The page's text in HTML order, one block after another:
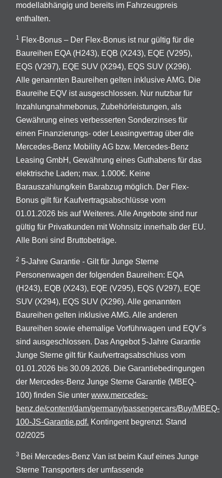
modellabhängig und bereits im Fahrzeugpreis
enthalten.
1 Flex-Bonus – Der Flex-Bonus ist nur gültig für die
Baureihen EQA (H243), EQB (X243), EQE (V295),
EQS (V297), EQE SUV (X294), EQS SUV (X296).
Alle genannten Baureihen gelten inklusive AMG. Die
Baureihe EQV ist ausgeschlossen. Nur nutzbar für
Inzahlungnahmebonus, Zubehörleistungen, als
Gewährung eines verbesserten Sonderzinses für
einen Finanzierungs- oder Leasingvertrag über die
Mercedes-Benz Mobility AG bzw. Mercedes-Benz
Leasing GmbH, Gewährung eines Guthabens für das
elektrische Laden; max. 1.000€. Keine
Barauszahlung/kein Barabzug möglich. Der Flex-
Bonus gilt für Kaufvertragsabschlüsse vom
01.01.2026 bis auf Weiteres. Alle Angebote sind nur
gültig für Privatkunden mit Wohnsitz innerhalb der EU.
Alle Boni sind Bruttobeträge.
2 5-Jahre Garantie - Gilt für Junge Sterne
Personenwagen der folgenden Baureihen: EQA
(H243), EQB (X243), EQE (V295), EQS (V297), EQE
SUV (X294), EQS SUV (X296). Alle genannten
Baureihen gelten inklusive AMG. Alle anderen
Baureihen sowie ehemalige Vorführwagen und EQV´s
sind ausgeschlossen. Das Angebot 5-Jahre Garantie
Junge Sterne gilt für Kaufvertragsabschluss vom
01.01.2026 bis 30.09.2026. Die Garantiebedingungen
der Mercedes-Benz Junge Sterne Garantie (MBEQ-
100) finden Sie unter www.mercedes-
benz.de/content/dam/germany/passengercars/Buy/MBEQ-
100-JS-Garantie.pdf. Kontingent begrenzt. Stand
02/2025
3 Bei Mercedes-Benz Van ist beim Kauf eines Junge
Sterne Transporters der umfassende